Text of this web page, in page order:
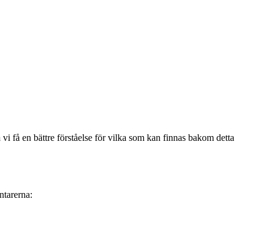
få en bättre förståelse för vilka som kan finnas bakom detta